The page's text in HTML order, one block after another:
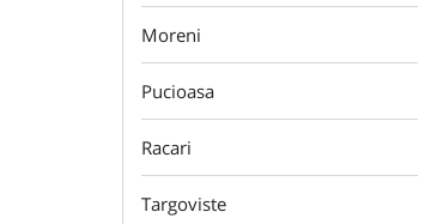
Moreni
Pucioasa
Racari
Targoviste